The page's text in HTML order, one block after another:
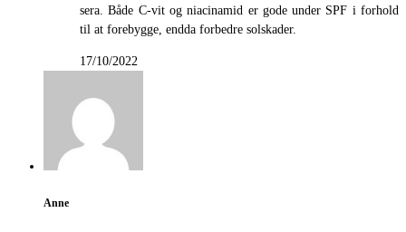
sera. Både C-vit og niacinamid er gode under SPF i forhold
til at forebygge, endda forbedre solskader.
17/10/2022
Anne